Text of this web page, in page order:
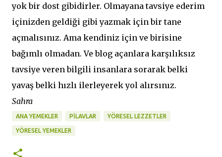
yok bir dost gibidirler. Olmayana tavsiye ederim
içinizden geldiği gibi yazmak için bir tane
açmalısınız. Ama kendiniz için ve birisine
bağımlı olmadan. Ve blog açanlara karşılıksız
tavsiye veren bilgili insanlara sorarak belki
yavaş belki hızlı ilerleyerek yol alırsınız.
Sahra
ANA YEMEKLER PILAVLAR YÖRESEL LEZZETLER
YÖRESEL YEMEKLER